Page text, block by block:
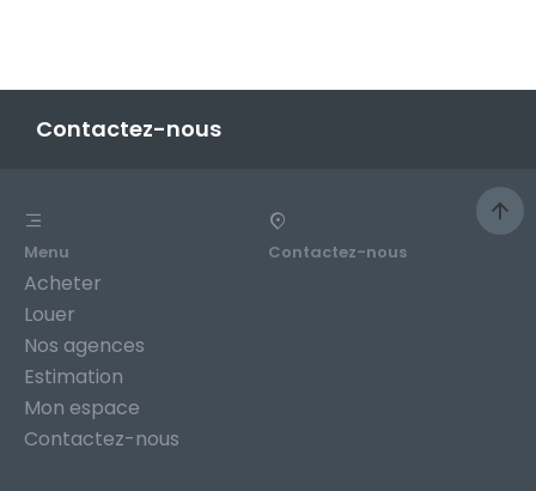
Contactez-nous
Menu
Acheter
Louer
Nos agences
Estimation
Mon espace
Contactez-nous
Contactez-nous